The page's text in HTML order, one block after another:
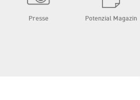
Presse Potenzial Magazin